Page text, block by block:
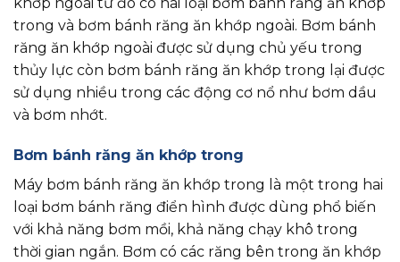
trong và bơm bánh răng ăn khớp ngoài. Bơm bánh
răng ăn khớp ngoài được sử dụng chủ yếu trong
thủy lực còn bơm bánh răng ăn khớp trong lại được
sử dụng nhiều trong các động cơ nổ như bơm dầu
và bơm nhớt.
Bơm bánh răng ăn khớp trong
Máy bơm bánh răng ăn khớp trong là một trong hai
loại bơm bánh răng điển hình được dùng phổ biến
với khả năng bơm mồi, khả năng chạy khô trong
thời gian ngắn. Bơm có các răng bên trong ăn khớp